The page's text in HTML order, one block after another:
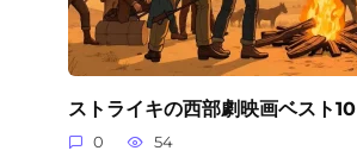
ストライキの西部劇映画ベスト10
0 54